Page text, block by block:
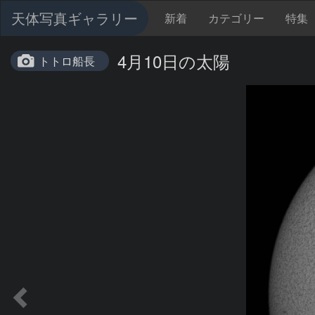
天体写真ギャラリー 新着 カテゴリー 特集
トトロ船長 4月10日の太陽